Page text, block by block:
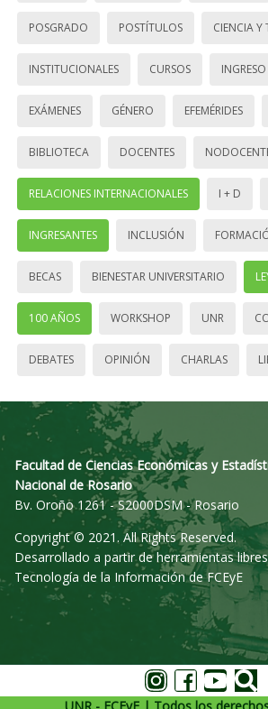
POSGRADO POSTÍTULOS CIENCIA Y
INSTITUCIONALES CURSOS INGRESO
EXÁMENES GÉNERO EFEMÉRIDES
BIBLIOTECA DOCENTES
RELACIONES INTERNACIONALES I + D
INGRESANTES INCLUSIÓN
BECAS BIENESTAR UNIVERSITARIO
100 AÑOS WORKSHOP UNR
DEBATES OPINIÓN CHARLAS
Facultad de Ciencias Económicas y
Nacional de Rosario
Bv. Oroño 1261 - S2000DSM - Rosario
Copyright © 2021. All Rights Reserved.
Desarrollado a partir de herramientas
Tecnología de la Información de FCEyE